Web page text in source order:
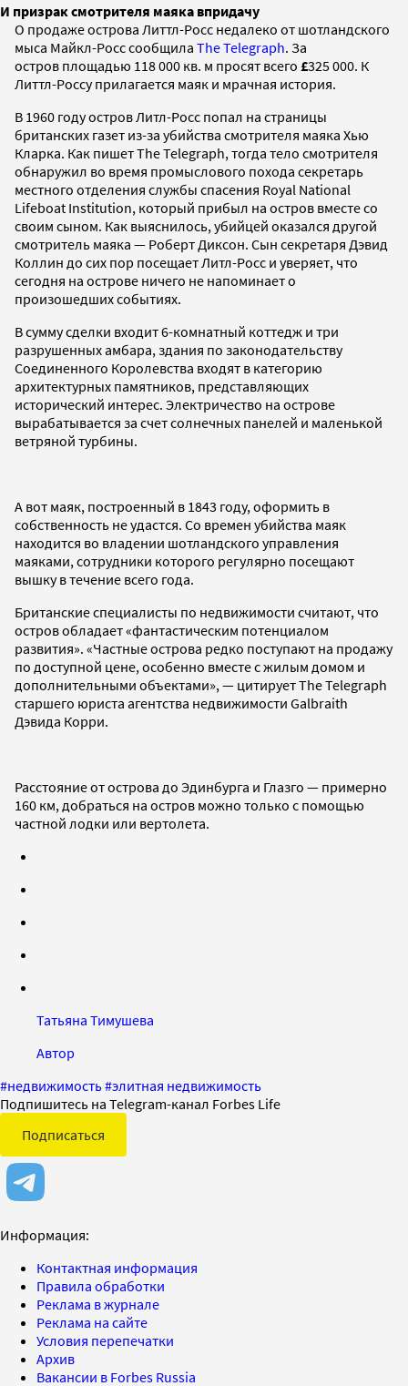
И призрак смотрителя маяка впридачу
О продаже острова Литтл-Росс недалеко от шотландского
мыса Майкл-Росс сообщила The Telegraph. За
остров площадью 118 000 кв. м просят всего £325 000. К
Литтл-Россу прилагается маяк и мрачная история.
В 1960 году остров Литл-Росс попал на страницы
британских газет из-за убийства смотрителя маяка Хью
Кларка. Как пишет The Telegraph, тогда тело смотрителя
обнаружил во время промыслового похода секретарь
местного отделения службы спасения Royal National
Lifeboat Institution, который прибыл на остров вместе со
своим сыном. Как выяснилось, убийцей оказался другой
смотритель маяка — Роберт Диксон. Сын секретаря Дэвид
Коллин до сих пор посещает Литл-Росс и уверяет, что
сегодня на острове ничего не напоминает о
произошедших событиях.
В сумму сделки входит 6-комнатный коттедж и три
разрушенных амбара, здания по законодательству
Соединенного Королевства входят в категорию
архитектурных памятников, представляющих
исторический интерес. Электричество на острове
вырабатывается за счет солнечных панелей и маленькой
ветряной турбины.
А вот маяк, построенный в 1843 году, оформить в
собственность не удастся. Со времен убийства маяк
находится во владении шотландского управления
маяками, сотрудники которого регулярно посещают
вышку в течение всего года.
Британские специалисты по недвижимости считают, что
остров обладает «фантастическим потенциалом
развития». «Частные острова редко поступают на продажу
по доступной цене, особенно вместе с жилым домом и
дополнительными объектами», — цитирует The Telegraph
старшего юриста агентства недвижимости Galbraith
Дэвида Корри.
Расстояние от острова до Эдинбурга и Глазго — примерно
160 км, добраться на остров можно только с помощью
частной лодки или вертолета.
Татьяна Тимушева
Автор
#недвижимость#элитная недвижимость
Подпишитесь на Telegram-канал Forbes Life
Подписаться
Информация:
Контактная информация
Правила обработки
Реклама в журнале
Реклама на сайте
Условия перепечатки
Архив
Вакансии в Forbes Russia